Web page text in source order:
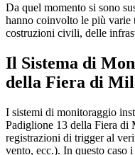
Da quel momento si sono
hanno coinvolto le più varie
costruzioni civili, delle
Il Sistema di
della Fiera di
I sistemi di monitoraggio
Padiglione 13 della Fiera di
registrazioni di trigger al
vento, ecc.). In questo caso